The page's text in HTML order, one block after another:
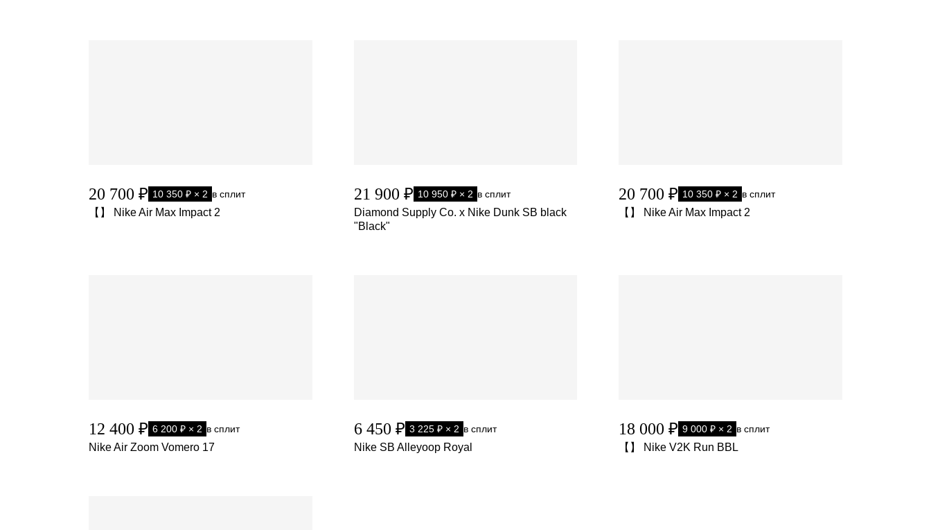
20 700 ₽ 10 350 ₽ × 2 в сплит
【】 Nike Air Max Impact 2
21 900 ₽ 10 950 ₽ × 2 в сплит
Diamond Supply Co. x Nike Dunk SB black
"Black"
20 700 ₽ 10 350 ₽ × 2 в сплит
【】 Nike Air Max Impact 2
12 400 ₽ 6 200 ₽ × 2 в сплит
Nike Air Zoom Vomero 17
6 450 ₽ 3 225 ₽ × 2 в сплит
Nike SB Alleyoop Royal
18 000 ₽ 9 000 ₽ × 2 в сплит
【】 Nike V2K Run BBL